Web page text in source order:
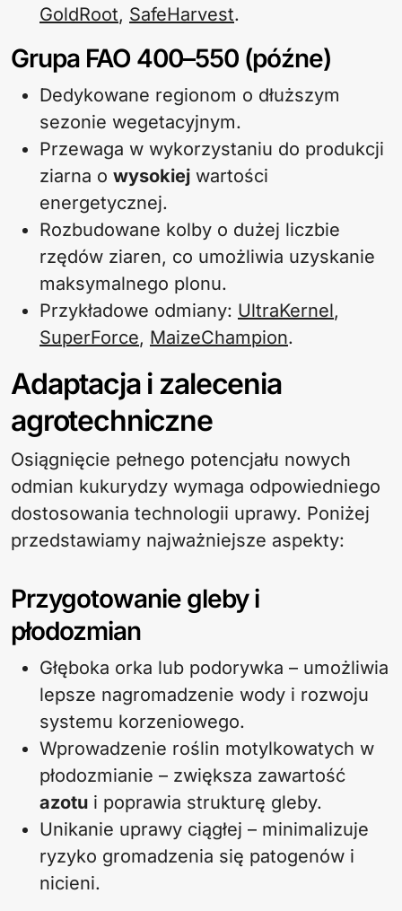
GoldRoot, SafeHarvest.
Grupa FAO 400–550 (późne)
Dedykowane regionom o dłuższym
sezonie wegetacyjnym.
Przewaga w wykorzystaniu do produkcji
ziarna o wysokiej wartości
energetycznej.
Rozbudowane kolby o dużej liczbie
rzędów ziaren, co umożliwia uzyskanie
maksymalnego plonu.
Przykładowe odmiany: UltraKernel,
SuperForce, MaizeChampion.
Adaptacja i zalecenia
agrotechniczne
Osiągnięcie pełnego potencjału nowych
odmian kukurydzy wymaga odpowiedniego
dostosowania technologii uprawy. Poniżej
przedstawiamy najważniejsze aspekty:
Przygotowanie gleby i
płodozmian
Głęboka orka lub podorywka – umożliwia
lepsze nagromadzenie wody i rozwoju
systemu korzeniowego.
Wprowadzenie roślin motylkowatych w
płodozmianie – zwiększa zawartość
azotu i poprawia strukturę gleby.
Unikanie uprawy ciągłej – minimalizuje
ryzyko gromadzenia się patogenów i
nicieni.